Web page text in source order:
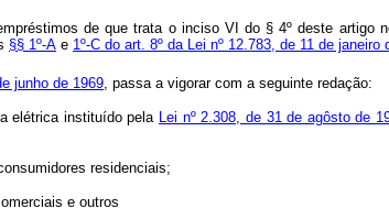
de que trata o inciso VI do § 4º deste
§§ 1º-A e 1º-C do art. 8º da Lei nº 12.783, de 11 de janeiro
junho de 1969, passa a vigorar com a seguinte redação:
elétrica instituído pela Lei nº 2.308, de 31 de agôsto de
residenciais;
e outros